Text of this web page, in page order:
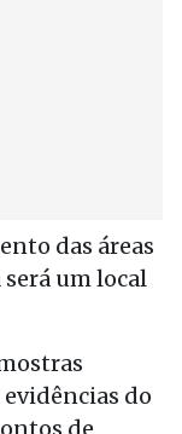
das áreas
um local
do